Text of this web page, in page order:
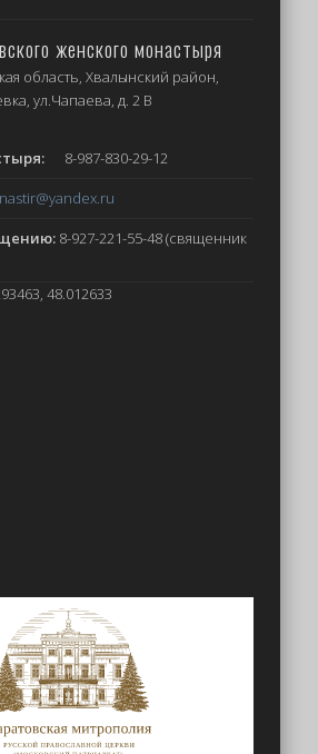
женского монастыря
область, Хвалынский район,
ул.Чапаева, д. 2 В
8-987-830-29-12
@yandex.ru
8-927-221-55-48 (священник
48.012633